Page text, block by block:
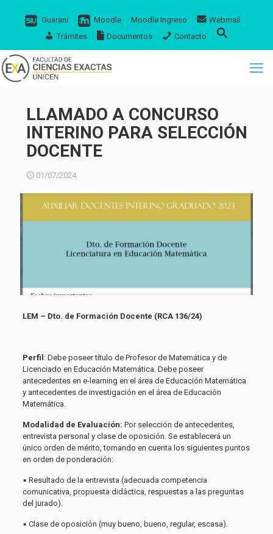
Guaraní Moodle Moodle Ingreso
Webmail
Trámites
Documentos Contacto
LLAMADO A CONCURSO
INTERINO PARA SELECCIÓN
DOCENTE
01/07/2024
LEM – Dto. de Formación Docente (RCA 136/24)
Perfil: Debe poseer título de Profesor de Matemática y de
Licenciado en Educación Matemática. Debe poseer
antecedentes en e-learning en el área de Educación Matemática
y antecedentes de investigación en el área de Educación
Matemática.
Modalidad de Evaluación: Por selección de antecedentes,
entrevista personal y clase de oposición. Se establecerá un
único orden de mérito, tomando en cuenta los siguientes puntos
en orden de ponderación:
▪ Resultado de la entrevista (adecuada competencia
comunicativa, propuesta didáctica, respuestas a las preguntas
del jurado).
▪ Clase de oposición (muy bueno, bueno, regular, escasa).